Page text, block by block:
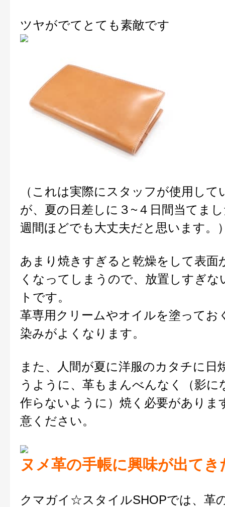
ツヤがでてとても素敵です
（これは実際にスタッフが使用して
が、夏の日差しに３~４日間当てま
週間ほどでも大丈夫だと思います。
あまり焼きすぎると乾燥をして表面
くなってしまうので、放置しすぎな
トです。
革専用クリームやオイルを塗ってお
染みがよくなります。
また、人間が夏に洋服のカタチに日
うように、革もまんべんなく（影に
作らないように）焼く必要がありま
意ください。
ヌメ革の手帳に興味が出て
クマガイ☆スタイルSHOPでは、革